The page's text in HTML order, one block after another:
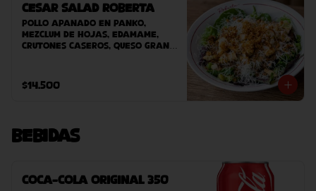
Cesar Salad Roberta
Pollo apanado en panko,
mezclum de hojas, edamame,
crutones caseros, queso grana
$14.500
Bebidas
Coca-Cola Original 350